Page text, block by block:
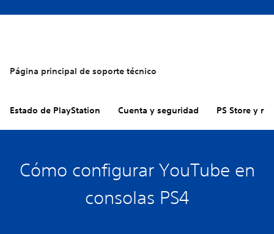
Página principal de soporte técnico
Estado de PlayStation Cuenta y seguridad PS Store y
Cómo configurar YouTube en
consolas PS4